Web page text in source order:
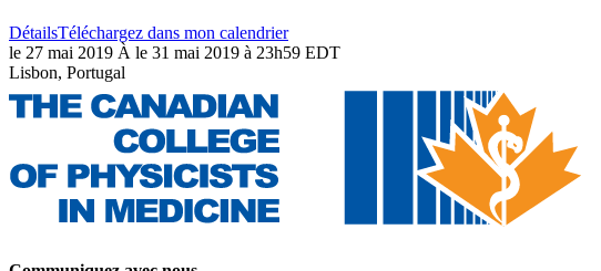
DétailsTéléchargez dans mon calendrier
le 27 mai 2019 À le 31 mai 2019 à 23h59 EDT
Lisbon, Portugal